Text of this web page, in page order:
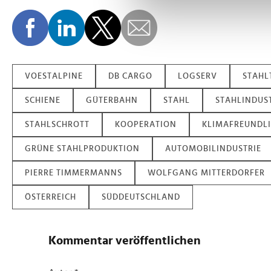
Wir verwenden Cookies, um
und die Zugriffe auf unsere
Website an unsere Partner
der Dienste gesammelt
VOESTALPINE DB CARGO LOGSERV
SCHIENE GÜTERBAHN STAHL
STAHLSCHROTT KOOPERATION
GRÜNE STAHLPRODUKTION AUTOMOBILINDUSTRIE
PIERRE TIMMERMANNS WOLFGANG MITTERDORFER
ÖSTERREICH SÜDDEUTSCHLAND
Kommentar veröffentlichen